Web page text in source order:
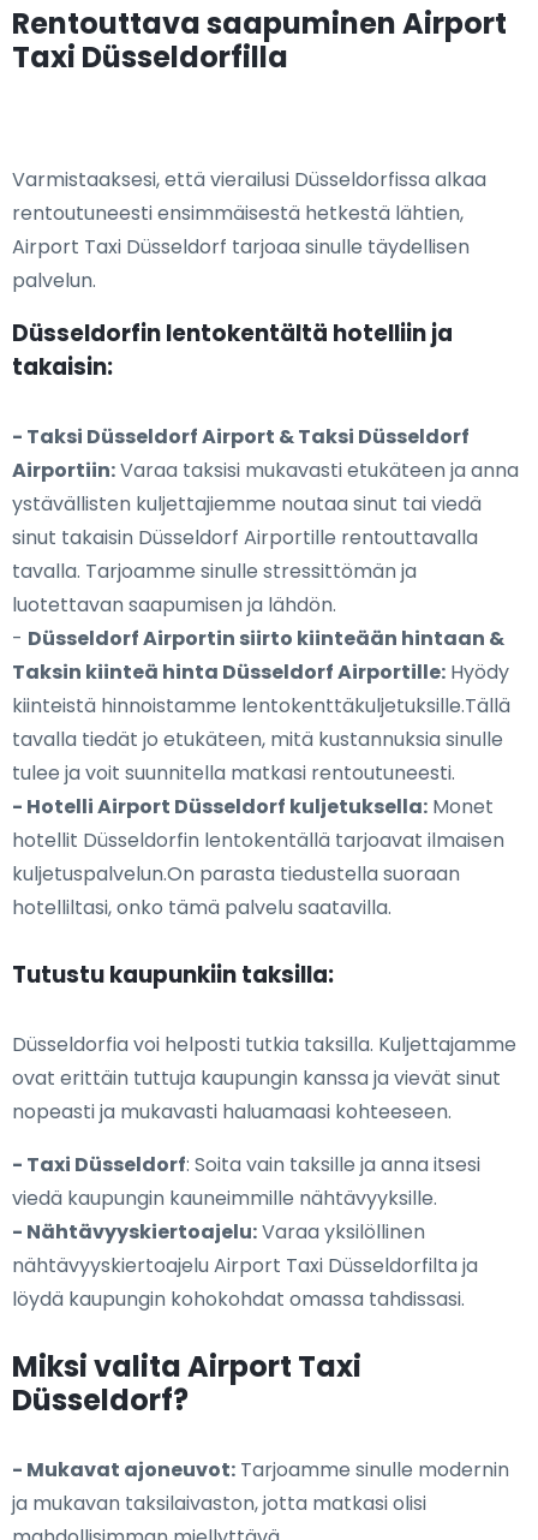
Rentouttava saapuminen Airport
Taxi Düsseldorfilla
Varmistaaksesi, että vierailusi Düsseldorfissa alkaa
rentoutuneesti ensimmäisestä hetkestä lähtien,
Airport Taxi Düsseldorf tarjoaa sinulle täydellisen
palvelun.
Düsseldorfin lentokentältä hotelliin ja
takaisin:
- Taksi Düsseldorf Airport & Taksi Düsseldorf
Airportiin:Varaa taksisi mukavasti etukäteen ja anna
ystävällisten kuljettajiemme noutaa sinut tai viedä
sinut takaisin Düsseldorf Airportille rentouttavalla
tavalla. Tarjoamme sinulle stressittömän ja
luotettavan saapumisen ja lähdön.
- Düsseldorf Airportin siirto kiinteään hintaan &
Taksin kiinteä hinta Düsseldorf Airportille: Hyödy
kiinteistä hinnoistamme lentokenttäkuljetuksille.Tällä
tavalla tiedät jo etukäteen, mitä kustannuksia sinulle
tulee ja voit suunnitella matkasi rentoutuneesti.
- Hotelli Airport Düsseldorf kuljetuksella: Monet
hotellit Düsseldorfin lentokentällä tarjoavat ilmaisen
kuljetuspalvelun.On parasta tiedustella suoraan
hotelliltasi, onko tämä palvelu saatavilla.
Tutustu kaupunkiin taksilla:
Düsseldorfia voi helposti tutkia taksilla. Kuljettajamme
ovat erittäin tuttuja kaupungin kanssa ja vievät sinut
nopeasti ja mukavasti haluamaasi kohteeseen.
- Taxi Düsseldorf: Soita vain taksille ja anna itsesi
viedä kaupungin kauneimmille nähtävyyksille.
- Nähtävyyskiertoajelu:Varaa yksilöllinen
nähtävyyskiertoajelu Airport Taxi Düsseldorfilta ja
löydä kaupungin kohokohdat omassa tahdissasi.
Miksi valita Airport Taxi
Düsseldorf?
- Mukavat ajoneuvot: Tarjoamme sinulle modernin
ja mukavan taksilaivaston, jotta matkasi olisi